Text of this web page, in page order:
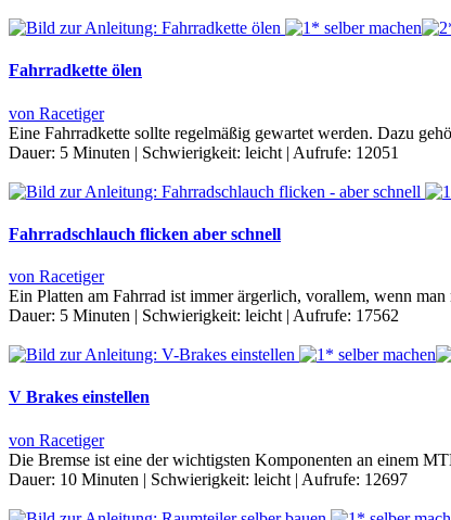
Fahrradkette ölen
von Racetiger
Eine Fahrradkette sollte regelmäßig gewartet werden. Dazu
Dauer: 5 Minuten | Schwierigkeit: leicht | Aufrufe: 12051
Fahrradschlauch flicken aber schnell
von Racetiger
Ein Platten am Fahrrad ist immer ärgerlich, vorallem, wenn
Dauer: 5 Minuten | Schwierigkeit: leicht | Aufrufe: 17562
V Brakes einstellen
von Racetiger
Die Bremse ist eine der wichtigsten Komponenten an einem
Dauer: 10 Minuten | Schwierigkeit: leicht | Aufrufe: 12697